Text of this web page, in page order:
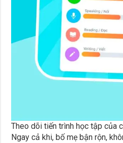
Theo dõi tiến trình học tập của
Ngay cả khi, bố mẹ bận rộn,